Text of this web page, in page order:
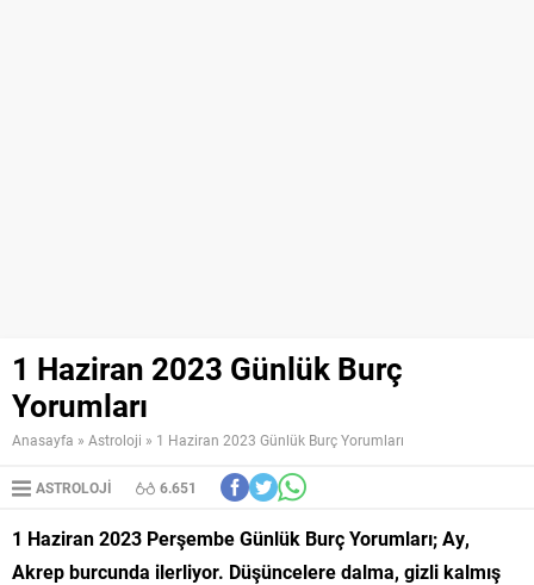
1 Haziran 2023 Günlük Burç
Yorumları
Anasayfa » Astroloji » 1 Haziran 2023 Günlük Burç Yorumları
ASTROLOJI 6.651
1 Haziran 2023 Perşembe Günlük Burç Yorumları; Ay,
Akrep burcunda ilerliyor. Düşüncelere dalma, gizli kalmış